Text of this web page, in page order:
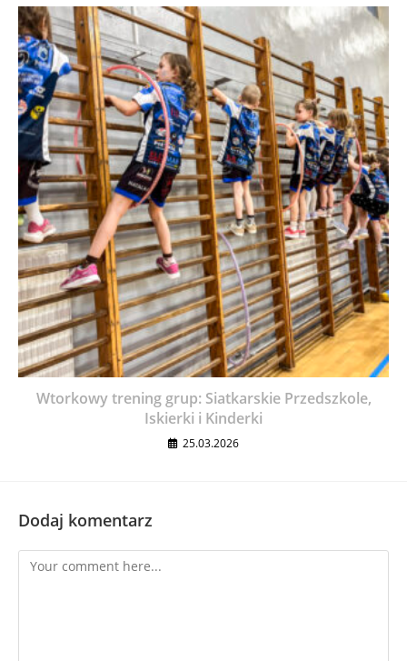
Wtorkowy trening grup: Siatkarskie Przedszkole,
Iskierki i Kinderki
25.03.2026
Dodaj komentarz